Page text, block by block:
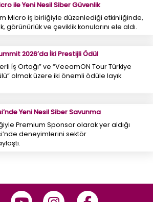
ile Yeni Nesil Siber Güvenlik
Micro iş birliğiyle düzenlediği etkinliğinde,
ve çeviklik konularını ele aldı.
2026’da İki Prestijli Ödül
İş Ortağı” ve “VeeamON Tour Türkiye
olmak üzere iki önemli ödüle layık
Yeni Nesil Siber Savunma
Premium Sponsor olarak yer aldığı
deneyimlerini sektör